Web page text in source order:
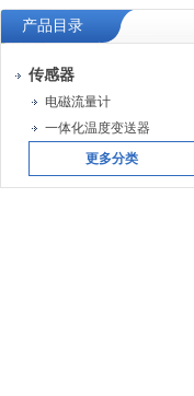
产品目录
传感器
电磁流量计
一体化温度变送器
更多分类